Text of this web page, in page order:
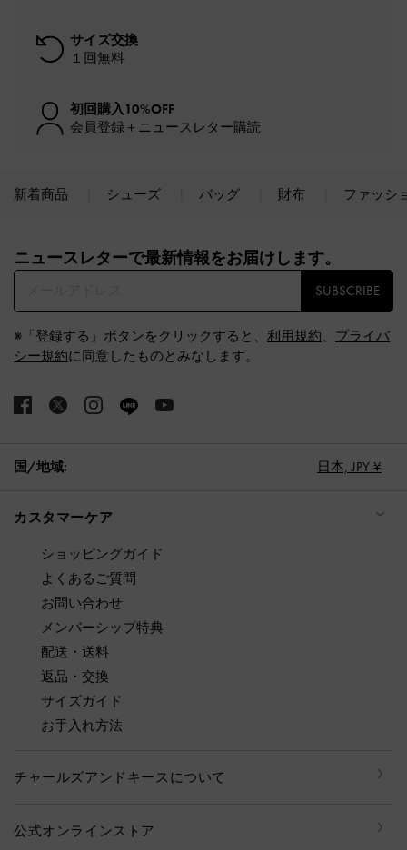
サイズ交換
１回無料
初回購入10%OFF
会員登録＋ニュースレター購読
新着商品 シューズ バッグ 財布 ファッシ
ニュースレターで最新情報をお届けします。​
SUBSCRIBE
※「登録する」ボタンをクリックすると、 利用規約、 プライバ
シー規約に同意したものとみなします。
国/地域: 日本, JPY ¥
カスタマーケア
ショッピングガイド
よくあるご質問
お問い合わせ
メンバーシップ特典
配送・送料
返品・交換
サイズガイド
お手入れ方法
チャールズアンドキースについて
公式オンラインストア